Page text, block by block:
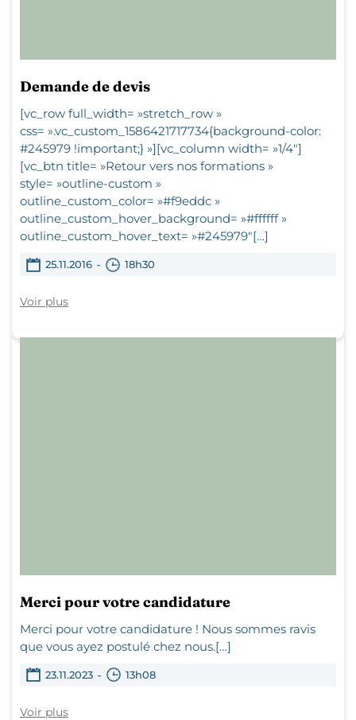
Demande de devis
[vc_row full_width= »stretch_row »
css= ».vc_custom_1586421717734{background-color:
#245979 !important;} »][vc_column width= »1/4″]
[vc_btn title= »Retour vers nos formations »
style= »outline-custom »
outline_custom_color= »#f9eddc »
outline_custom_hover_background= »#ffffff »
outline_custom_hover_text= »#245979″[…]
25.11.2016 - 18h30
Voir plus
Merci pour votre candidature
Merci pour votre candidature ! Nous sommes ravis
que vous ayez postulé chez nous.[…]
23.11.2023 - 13h08
Voir plus